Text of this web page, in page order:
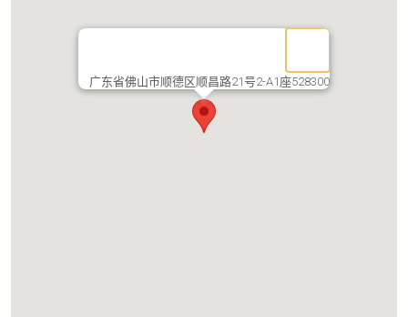
广东省佛山市顺德区顺昌路21号2-A1座528300